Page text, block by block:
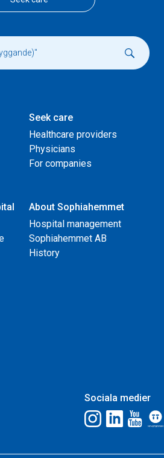
Seek care
Healthcare providers
Physicians
For companies
About Sophiahemmet
Hospital management
Sophiahemmet AB
History
Sociala medier